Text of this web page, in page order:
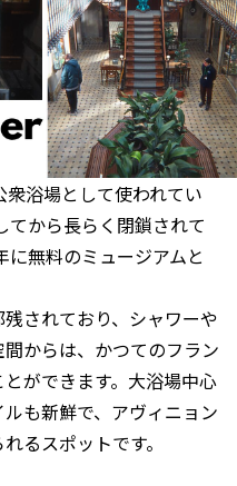
浴場として使われてい
てから長らく閉鎖されて
無料のミュージアムと
されており、シャワーや
からは、かつてのフラン
ができます。大浴場中心
も新鮮で、アヴィニョン
るスポットです。